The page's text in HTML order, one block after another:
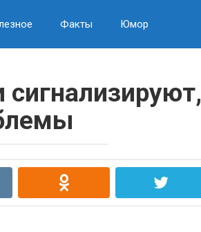
Факты Юмор
сигнализируют,